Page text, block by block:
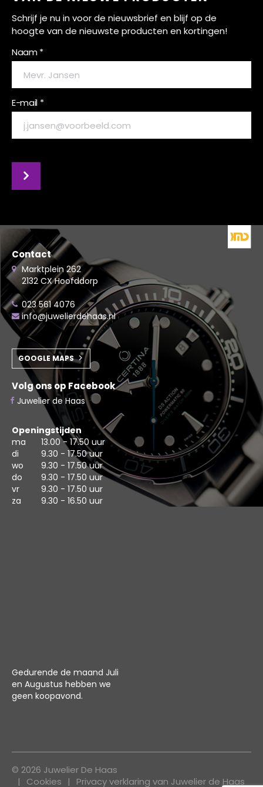
Schrijf je nu in voor de nieuwsbrief en blijf op de
hoogte van de nieuwste producten en kortingen!
Naam *
E-mail *
Contact
Marktplein 262
2132 CX Hoofddorp
023 561 4076
info@juwelierdehaas.nl
GOOGLE MAPS
Volg ons op Facebook
Juwelier de Haas
Openingstijden
ma
13.00 - 17.50 uur
di
9.30 - 17.50 uur
wo
9.30 - 17.50 uur
do
9.30 - 17.50 uur
vr
9.30 - 17.50 uur
za
9.30 - 16.50 uur
Gedurende de maand Juli
en Augustus hebben we
geen koopavond.
© 2026 Juwelier De Haas
Cookies
Privacy verklaring van Juwelier de Haas